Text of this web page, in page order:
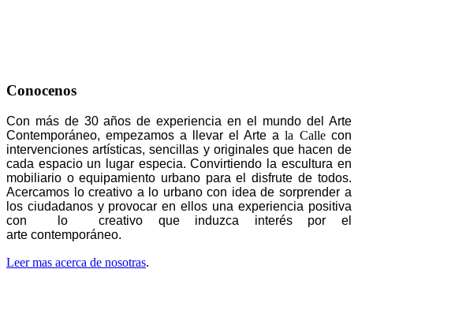
Conocenos
Con más de 30 años de experiencia en el mundo del Arte
Contemporáneo, empezamos a llevar el Arte ala Callecon
intervenciones artísticas, sencillas y originales que hacen de
cada espacio un lugar especia. Convirtiendo la escultura en
mobiliario o equipamiento urbano para el disfrute de todos.
Acercamos lo creativo a lo urbano con idea de sorprender a
los ciudadanos y provocar en ellos una experiencia positiva
con lo creativo que induzca interés por el
arte contemporáneo.
Leer mas acerca de nosotras.